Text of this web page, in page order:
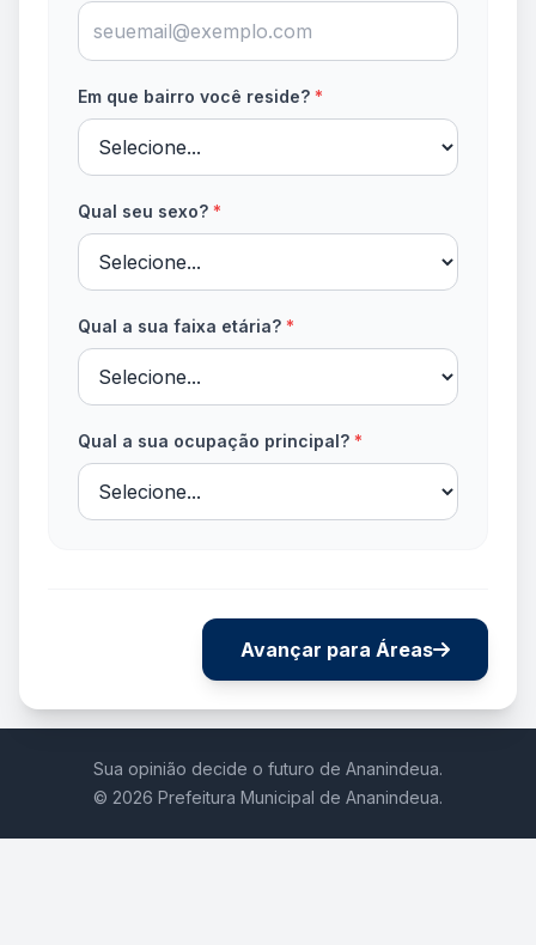
Em que bairro você reside? *
Qual seu sexo? *
Qual a sua faixa etária? *
Qual a sua ocupação principal? *
Avançar para Áreas
Sua opinião decide o futuro de Ananindeua.
© 2026 Prefeitura Municipal de Ananindeua.